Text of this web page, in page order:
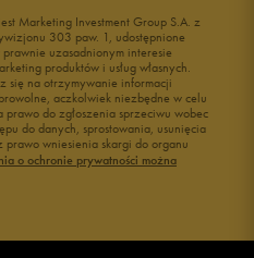
Marketing Investment Group S.A. z
303 paw. 1, udostępnione
uzasadnionym interesie
produktów i usług własnych.
się na otrzymywanie informacji
aczkolwiek niezbędne w celu
do zgłoszenia sprzeciwu wobec
do danych, sprostowania, usunięcia
wniesienia skargi do organu
o ochronie prywatności można